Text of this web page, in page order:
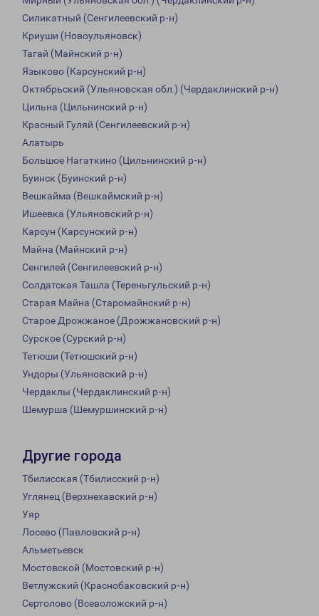
Силикатный (Сенгилеевский р-н)
Криуши (Новоульяновск)
Тагай (Майнский р-н)
Языково (Карсунский р-н)
Октябрьский (Ульяновская обл.) (Чердаклинский р-н)
Цильна (Цильнинский р-н)
Красный Гуляй (Сенгилеевский р-н)
Алатырь
Большое Нагаткино (Цильнинский р-н)
Буинск (Буинский р-н)
Вешкайма (Вешкаймский р-н)
Ишеевка (Ульяновский р-н)
Карсун (Карсунский р-н)
Майна (Майнский р-н)
Сенгилей (Сенгилеевский р-н)
Солдатская Ташла (Тереньгульский р-н)
Старая Майна (Старомайнский р-н)
Старое Дрожжаное (Дрожжановский р-н)
Сурское (Сурский р-н)
Тетюши (Тетюшский р-н)
Ундоры (Ульяновский р-н)
Чердаклы (Чердаклинский р-н)
Шемурша (Шемуршинский р-н)
Другие города
Тбилисская (Тбилисский р-н)
Углянец (Верхнехавский р-н)
Уяр
Лосево (Павловский р-н)
Альметьевск
Мостовской (Мостовский р-н)
Ветлужский (Краснобаковский р-н)
Сертолово (Всеволожский р-н)